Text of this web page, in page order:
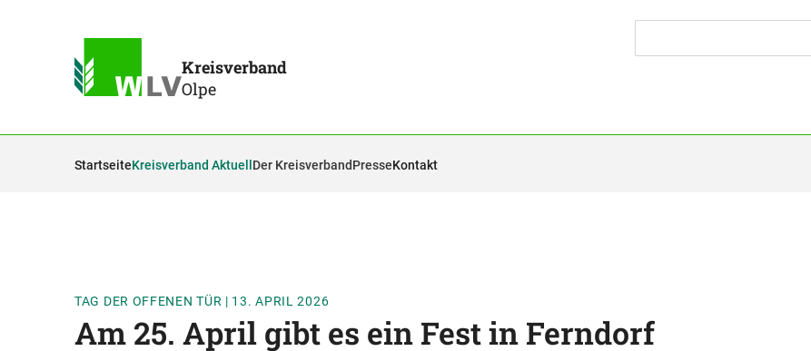
Kreisverband
Olpe
StartseiteKreisverband Aktuell Der KreisverbandPresseKontakt
TAG DER OFFENEN TÜR | 13. APRIL 2026
Am 25. April gibt es ein Fest in Ferndorf